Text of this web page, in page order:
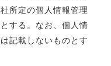
所定の個人情報管理
する。なお、個人情
記載しないものとす